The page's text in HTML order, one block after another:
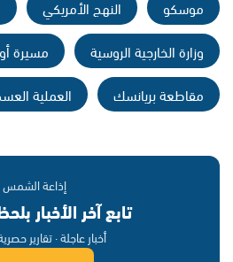
موسكو
النهج الأمريكي
وزارة الخارجية الروسية
مسيرة
مقاطعة بريانسك
العملية
إذاعة الشمس
تابع آخر الأخبار
أخبار عاجلة · تقارير